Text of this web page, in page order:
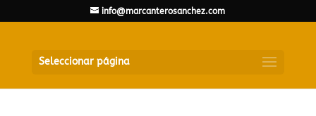
info@marcanterosanchez.com
Seleccionar página